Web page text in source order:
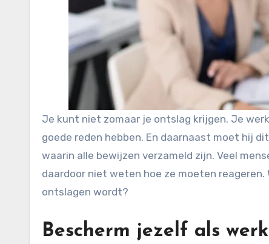
Je kunt niet zomaar je ontslag krijgen. Je
goede reden hebben. En daarnaast moet hij
waarin alle bewijzen verzameld zijn. Veel
daardoor niet weten hoe ze moeten
ontslagen wordt?
Bescherm jezelf als